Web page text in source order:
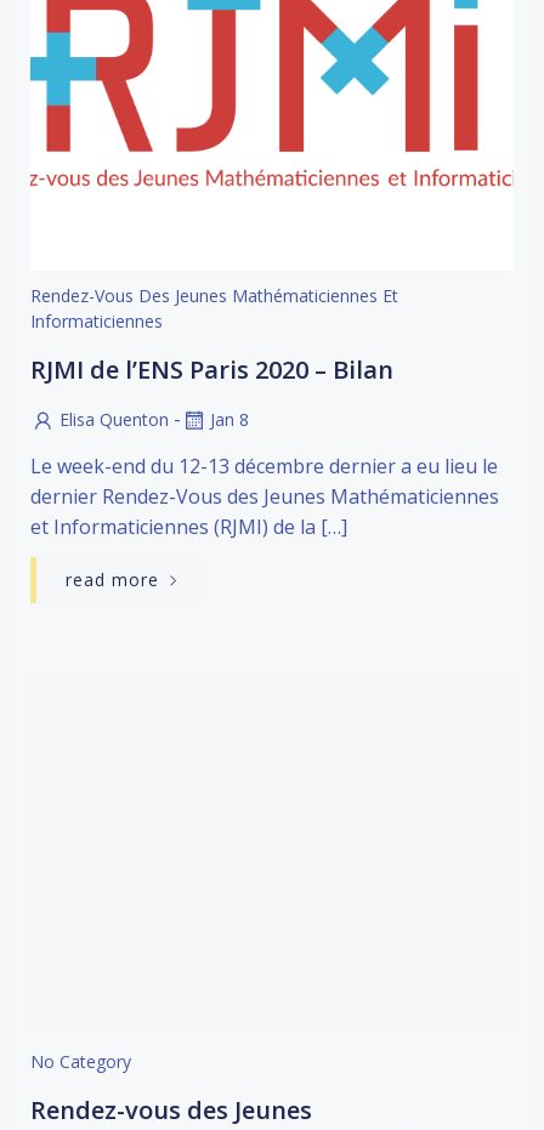
Rendez-Vous Des Jeunes Mathématiciennes Et
Informaticiennes
RJMI de l’ENS Paris 2020 – Bilan
Elisa Quenton - Jan 8
Le week-end du 12-13 décembre dernier a eu lieu le
dernier Rendez-Vous des Jeunes Mathématiciennes
et Informaticiennes (RJMI) de la […]
read more
No Category
Rendez-vous des Jeunes